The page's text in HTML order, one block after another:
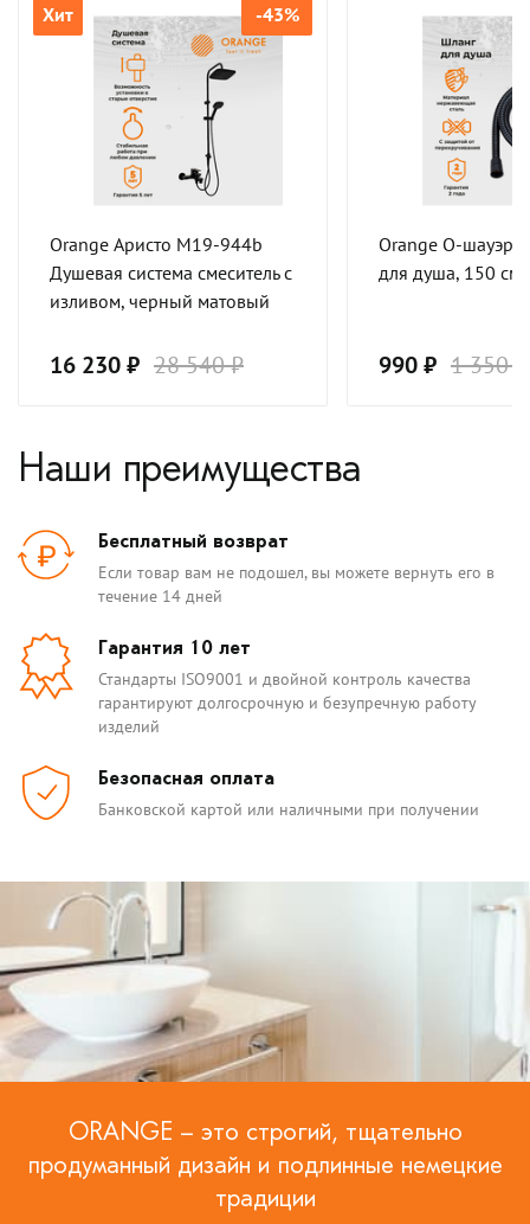
-43%
Хит
Orange Аристо M19-944b
Душевая система смеситель с
изливом, черный матовый
16 230 ₽ 28 540 ₽
Orange О-шауэр
для душа, 150 см
990 ₽ 1 350 ₽
Наши преимущества
Бесплатный возврат
Если товар вам не подошел, вы можете вернуть его в
течение 14 дней
Гарантия 10 лет
Стандарты ISO9001 и двойной контроль качества
гарантируют долгосрочную и безупречную работу
изделий
Безопасная оплата
Банковской картой или наличными при получении
ORANGE – это строгий, тщательно
продуманный дизайн и подлинные немецкие
традиции